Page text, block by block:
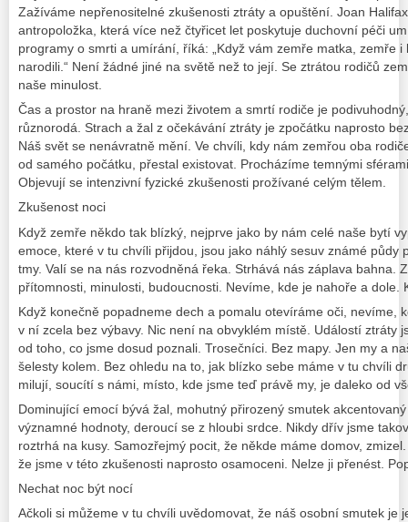
Zažíváme nepřenositelné zkušenosti ztráty a opuštění. Joan
antropoložka, která více než čtyřicet let poskytuje duchovní péči
programy o smrti a umírání, říká: „Když vám zemře matka, zemře i
narodili.“ Není žádné jiné na světě než to její. Se ztrátou rodičů
naše minulost.
Čas a prostor na hraně mezi životem a smrtí rodiče je
různorodá. Strach a žal z očekávání ztráty je zpočátku naprosto
Náš svět se nenávratně mění. Ve chvíli, kdy nám zemřou oba
od samého počátku, přestal existovat. Procházíme temnými
Objevují se intenzivní fyzické zkušenosti prožívané celým tělem.
Zkušenost noci
Když zemře někdo tak blízký, nejprve jako by nám celé naše bytí
emoce, které v tu chvíli přijdou, jsou jako náhlý sesuv známé půdy
tmy. Valí se na nás rozvodněná řeka. Strhává nás záplava bahna.
přítomnosti, minulosti, budoucnosti. Nevíme, kde je nahoře a dole.
Když konečně popadneme dech a pomalu otevíráme oči, nevíme,
v ní zcela bez výbavy. Nic není na obvyklém místě. Událostí ztráty
od toho, co jsme dosud poznali. Trosečníci. Bez mapy. Jen my a
šelesty kolem. Bez ohledu na to, jak blízko sebe máme v tu chvíli
milují, soucítí s námi, místo, kde jsme teď právě my, je daleko od
Dominující emocí bývá žal, mohutný přirozený smutek
významné hodnoty, deroucí se z hloubi srdce. Nikdy dřív jsme
roztrhá na kusy. Samozřejmý pocit, že někde máme domov,
že jsme v této zkušenosti naprosto osamoceni. Nelze ji přenést.
Nechat noc být nocí
Ačkoli si můžeme v tu chvíli uvědomovat, že náš osobní smutek je